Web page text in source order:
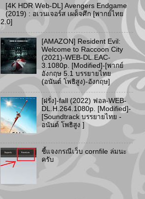
[4K HDR Web-DL] Avengers Endgame
(2019) : อเวนเจอร์ส เผด็จศึก [พากย์ไทย
2.0]
[AMAZON] Resident Evil:
Welcome to Raccoon City
(2021)-WEB-DL.EAC-
3.1080p. [Modified]-[พากย์
อังกฤษ 5.1 บรรยายไทย
(อนันต์ โพธิสูง)-อังกฤษ]
[ฝรั่ง]-fall (2022) ฟอล-WEB-
DL.H.264.1080p. [Modified]-
[Soundtrack บรรยายไทย -
อนันต์ โพธิสูง ]
ชี้แจงกรณีเว็บ cornfile ล่มนะ
ครับ